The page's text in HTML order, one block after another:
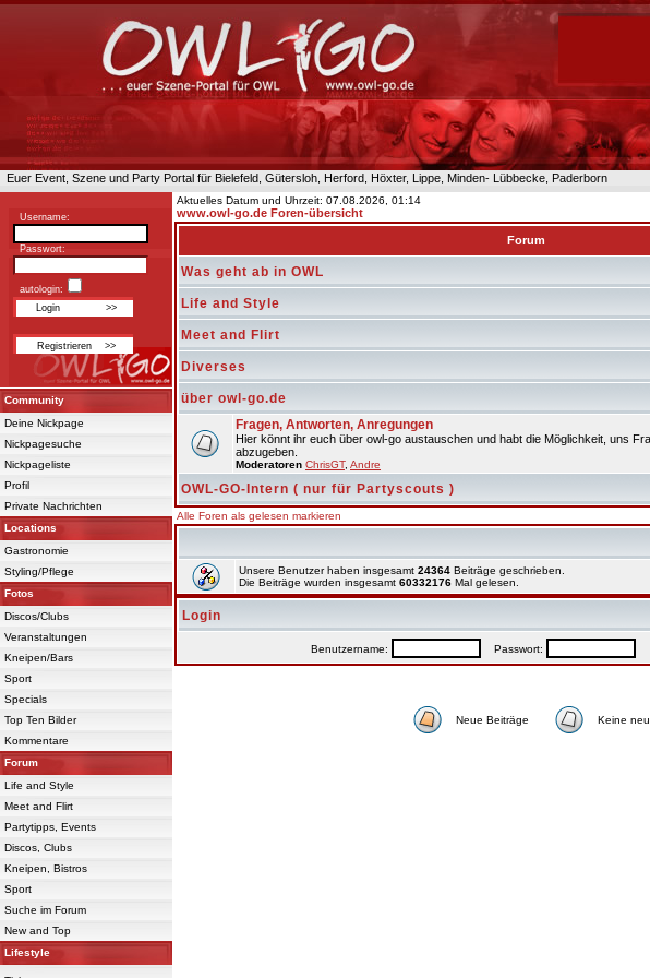
Euer Event, Szene und Party Portal für Bielefeld, Gütersloh, Herford, Höxter, Lippe, Minden- Lübbecke, Paderborn
Username:
Passwort:
autologin:
Community
Deine Nickpage
Nickpagesuche
Nickpageliste
Profil
Private Nachrichten
Locations
Gastronomie
Styling/Pflege
Fotos
Discos/Clubs
Veranstaltungen
Kneipen/Bars
Sport
Specials
Top Ten Bilder
Kommentare
Forum
Life and Style
Meet and Flirt
Partytipps, Events
Discos, Clubs
Kneipen, Bistros
Sport
Suche im Forum
New and Top
Lifestyle
Aktuelles Datum und Uhrzeit: 07.08.2026, 01:14
www.owl-go.de Foren-übersicht
Forum
Was geht ab in OWL
Life and Style
Meet and Flirt
Diverses
über owl-go.de
Fragen, Antworten, Anregungen
Hier könnt ihr euch über owl-go austauschen und habt die Möglichkeit, uns
abzugeben.
Moderatoren ChrisGT, Andre
OWL-GO-Intern ( nur für Partyscouts )
Alle Foren als gelesen markieren
Unsere Benutzer haben insgesamt 24364 Beiträge geschrieben.
Die Beiträge wurden insgesamt 60332176 Mal gelesen.
Login
Benutzername: Passwort:
Neue Beiträge Keine